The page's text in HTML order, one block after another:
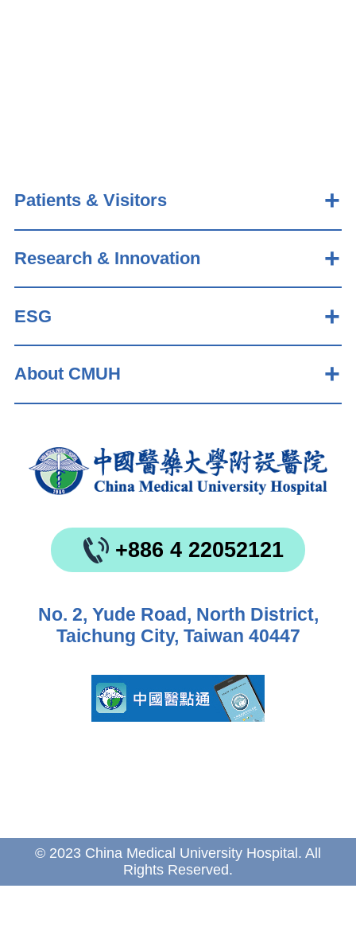
Patients & Visitors
Research & Innovation
ESG
About CMUH
+886 4 22052121
No. 2, Yude Road, North District,
Taichung City, Taiwan 40447
© 2023 China Medical University Hospital. All
Rights Reserved.